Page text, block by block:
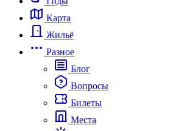
Карта
Жильё
Разное
Блог
Вопросы
Билеты
Места